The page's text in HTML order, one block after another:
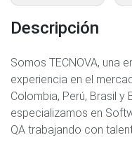
Descripción
Somos TECNOVA, una
experiencia en el
Colombia, Perú, Brasil y
especializamos en
QA trabajando con